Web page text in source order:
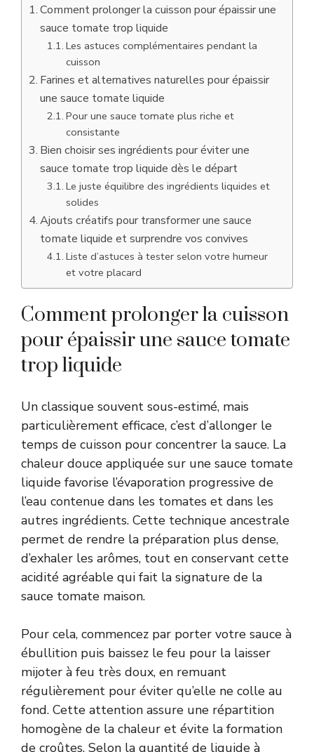
Comment prolonger la cuisson pour épaissir une
sauce tomate trop liquide
Les astuces complémentaires pendant la
cuisson
Farines et alternatives naturelles pour épaissir
une sauce tomate liquide
Pour une sauce tomate plus riche et
consistante
Bien choisir ses ingrédients pour éviter une
sauce tomate trop liquide dès le départ
Le juste équilibre des ingrédients liquides et
solides
Ajouts créatifs pour transformer une sauce
tomate liquide et surprendre vos convives
Liste d’astuces à tester selon votre humeur
et votre placard
Comment prolonger la cuisson
pour épaissir une sauce tomate
trop liquide
Un classique souvent sous-estimé, mais
particulièrement efficace, c’est d’allonger le
temps de cuisson pour concentrer la sauce. La
chaleur douce appliquée sur une sauce tomate
liquide favorise l’évaporation progressive de
l’eau contenue dans les tomates et dans les
autres ingrédients. Cette technique ancestrale
permet de rendre la préparation plus dense,
d’exhaler les arômes, tout en conservant cette
acidité agréable qui fait la signature de la
sauce tomate maison.
Pour cela, commencez par porter votre sauce à
ébullition puis baissez le feu pour la laisser
mijoter à feu très doux, en remuant
régulièrement pour éviter qu’elle ne colle au
fond. Cette attention assure une répartition
homogène de la chaleur et évite la formation
de croûtes. Selon la quantité de liquide à